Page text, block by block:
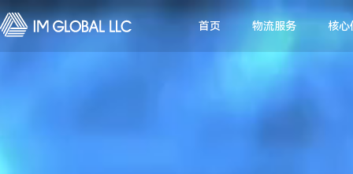
首页 物流服务 核心